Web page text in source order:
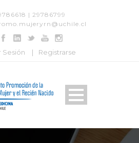
| 29786799
Sesión | Registrarse